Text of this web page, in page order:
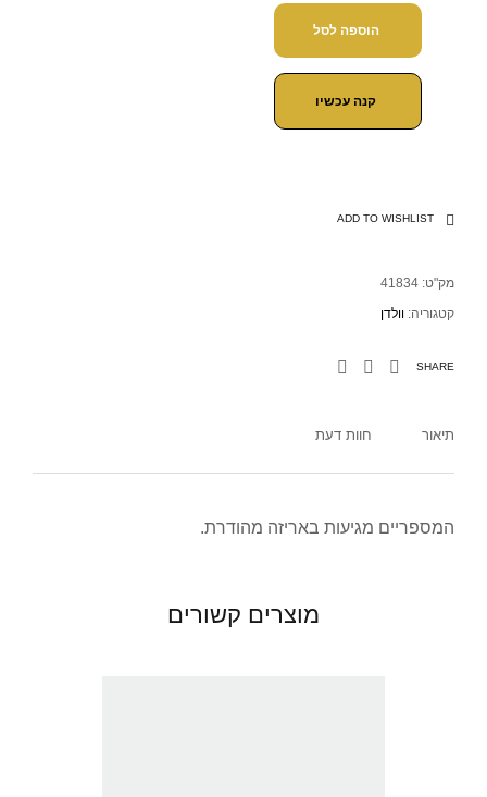
הוספה לסל
קנה עכשיו
ADD TO WISHLIST
מק"ט: 41834
קטגוריה: וולדן
SHARE
תיאור חוות דעת
המספריים מגיעות באריזה מהודרת.
מוצרים קשורים